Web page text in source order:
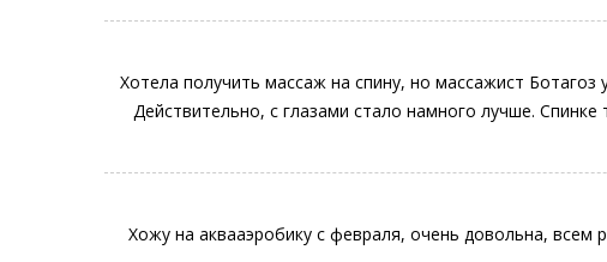
Хотела получить массаж на спину, но массажист
Действительно, с глазами стало намного лучше.
Хожу на аквааэробику с февраля, очень довольна,